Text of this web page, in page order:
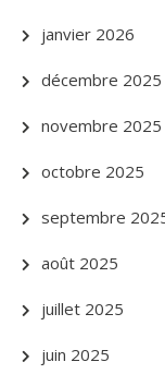
janvier 2026
décembre 2025
novembre 2025
octobre 2025
septembre
août 2025
juillet 2025
juin 2025